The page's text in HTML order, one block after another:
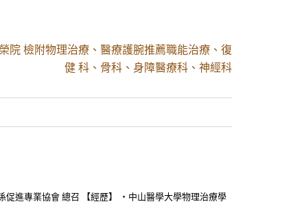
院 檢附物理治療、醫療護腕推薦職能治療、復
健 科、骨科、身障醫療科、神經科
進專業協會 總召 【經歷】 ・中山醫學大學物理治療學